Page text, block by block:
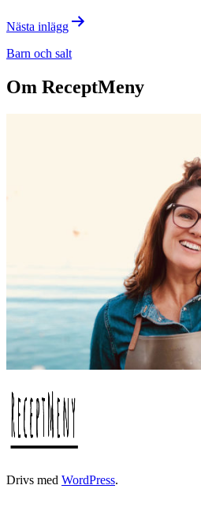
Nästa inlägg
Barn och salt
Om ReceptMeny
Drivs med WordPress.